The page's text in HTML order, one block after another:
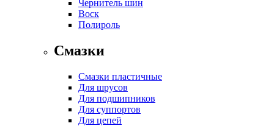
Чернитель шин
Воск
Полироль
Смазки
Смазки пластичные
Для шрусов
Для подшипников
Для суппортов
Для цепей